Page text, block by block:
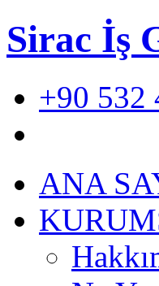
Sirac İş
+90 532
ANA